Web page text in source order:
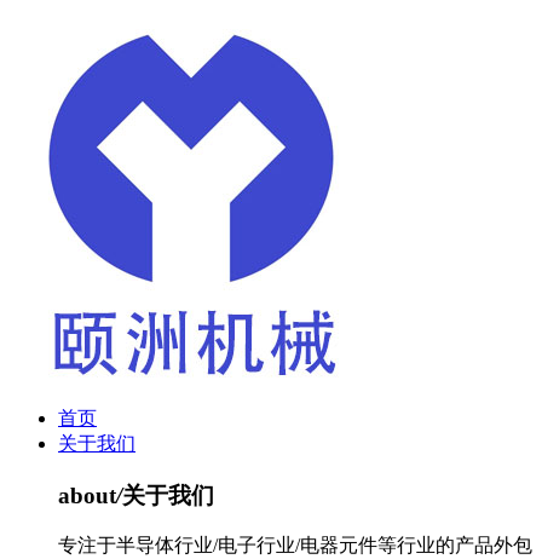
首页
关于我们
about/关于我们
专注于半导体行业/电子行业/电器元件等行业的产品外包